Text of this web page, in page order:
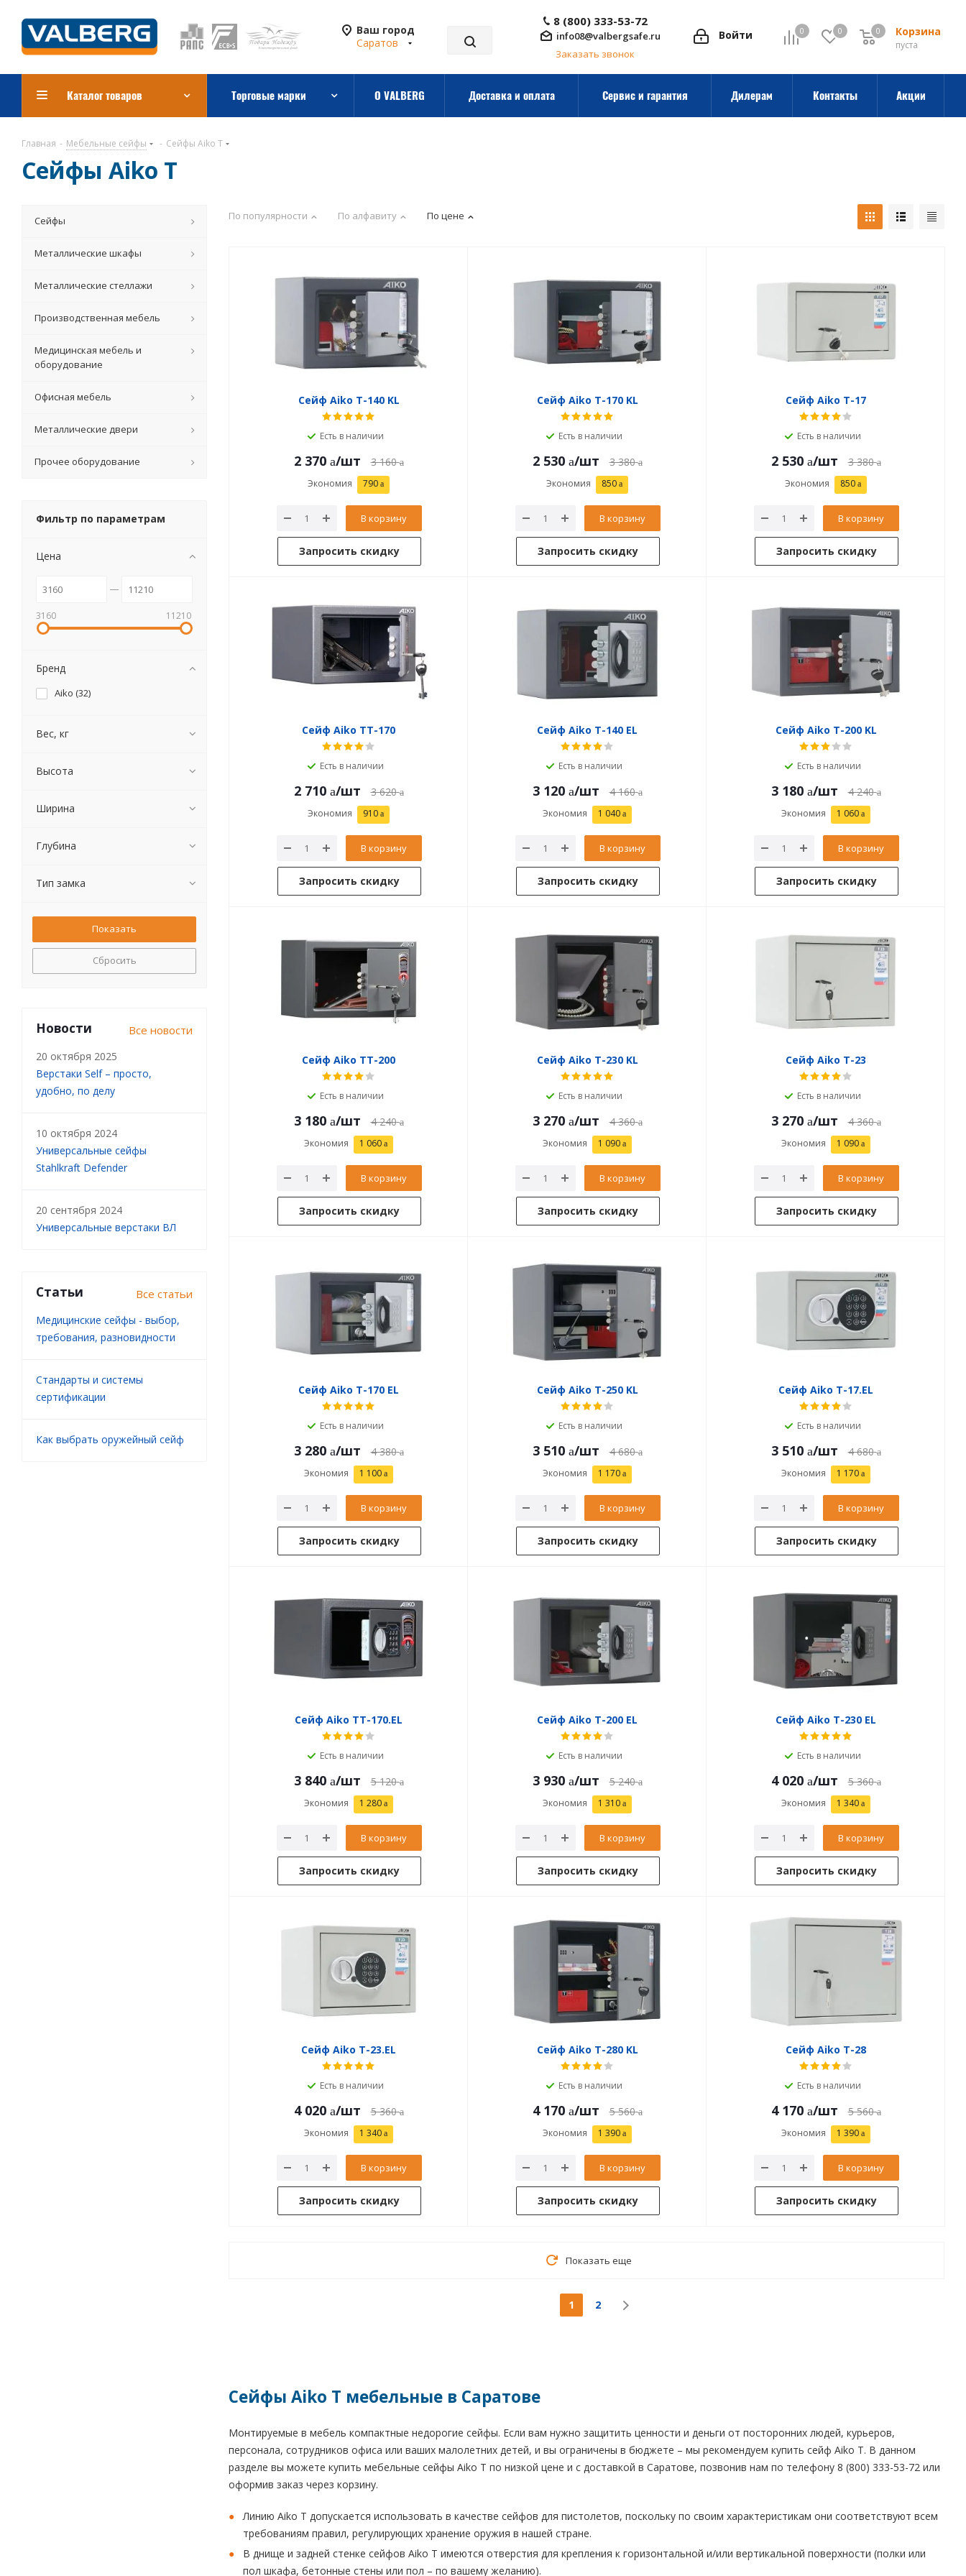
Ваш город
Саратов
0 0 Корзина
0
пуста
0
Войти
8 (800) 333-53-72
info08@valbergsafe.ru
Заказать звонок
Каталог товаров Торговые марки О VALBERG Доставка и оплата Сервис и гарантия Дилерам Контакты Акции
Главная - Мебельные сейфы - Сейфы Aiko T
Сейфы Aiko T
По популярности По алфавиту По цене
Сейф Aiko T-140 KL
Есть в наличии
2 370 /шт 3 160
Экономия 790
В корзину
Запросить скидку
Сейф Aiko T-170 KL
Есть в наличии
2 530 /шт 3 380
Экономия 850
В корзину
Запросить скидку
Сейф Aiko T-17
Есть в наличии
2 530 /шт 3 380
Экономия 850
В корзину
Запросить скидку
Сейф Aiko ТТ-170
Есть в наличии
2 710 /шт 3 620
Экономия 910
В корзину
Запросить скидку
Сейф Aiko T-140 EL
Есть в наличии
3 120 /шт 4 160
Экономия 1 040
В корзину
Запросить скидку
Сейф Aiko T-200 KL
Есть в наличии
3 180 /шт 4 240
Экономия 1 060
В корзину
Запросить скидку
Сейф Aiko ТТ-200
Есть в наличии
3 180 /шт 4 240
Экономия 1 060
В корзину
Запросить скидку
Сейф Aiko T-230 KL
Есть в наличии
3 270 /шт 4 360
Экономия 1 090
В корзину
Запросить скидку
Сейф Aiko T-23
Есть в наличии
3 270 /шт 4 360
Экономия 1 090
В корзину
Запросить скидку
Сейф Aiko T-170 EL
Есть в наличии
3 280 /шт 4 380
Экономия 1 100
В корзину
Запросить скидку
Сейф Aiko T-250 KL
Есть в наличии
3 510 /шт 4 680
Экономия 1 170
В корзину
Запросить скидку
Сейф Aiko T-17.EL
Есть в наличии
3 510 /шт 4 680
Экономия 1 170
В корзину
Запросить скидку
Сейф Aiko ТТ-170.EL
Есть в наличии
3 840 /шт 5 120
Экономия 1 280
В корзину
Запросить скидку
Сейф Aiko T-200 EL
Есть в наличии
3 930 /шт 5 240
Экономия 1 310
В корзину
Запросить скидку
Сейф Aiko T-230 EL
Есть в наличии
4 020 /шт 5 360
Экономия 1 340
В корзину
Запросить скидку
Сейф Aiko T-23.EL
Есть в наличии
4 020 /шт 5 360
Экономия 1 340
В корзину
Запросить скидку
Сейф Aiko T-280 KL
Есть в наличии
4 170 /шт 5 560
Экономия 1 390
В корзину
Запросить скидку
Сейф Aiko T-28
Есть в наличии
4 170 /шт 5 560
Экономия 1 390
В корзину
Запросить скидку
Показать еще
1 2
Сейфы Aiko T мебельные в Саратове
Монтируемые в мебель компактные недорогие сейфы. Если вам нужно защитить ценности и деньги от посторонних людей, курьеров,
персонала, сотрудников офиса или ваших малолетних детей, и вы ограничены в бюджете – мы рекомендуем купить сейф Aiko T. В данном
разделе вы можете купить мебельные сейфы Aiko T по низкой цене и с доставкой в Саратове, позвонив нам по телефону 8 (800) 333-53-72 или
оформив заказ через корзину.
Линию Aiko T допускается использовать в качестве сейфов для пистолетов, поскольку по своим характеристикам они соответствуют всем
требованиям правил, регулирующих хранение оружия в нашей стране.
В днище и задней стенке сейфов Aiko T имеются отверстия для крепления к горизонтальной и/или вертикальной поверхности (полки или
пол шкафа, бетонные стены или пол – по вашему желанию).
Сейфы
Металлические шкафы
Металлические стеллажи
Производственная мебель
Медицинская мебель и
оборудование
Офисная мебель
Металлические двери
Прочее оборудование
Фильтр по параметрам
Цена
3160 11210
Бренд
Aiko (32)
Вес, кг
Высота
Ширина
Глубина
Тип замка
Сбросить
Новости Все новости
20 октября 2025
Верстаки Self – просто,
удобно, по делу
10 октября 2024
Универсальные сейфы
Stahlkraft Defender
20 сентября 2024
Универсальные верстаки ВЛ
Статьи Все статьи
Медицинские сейфы - выбор,
требования, разновидности
Стандарты и системы
сертификации
Как выбрать оружейный сейф